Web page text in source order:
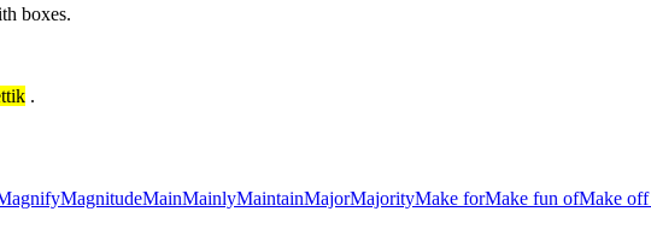
boxes.
.
MagnitudeMainMainlyMaintainMajorMajorityMake forMake fun ofMake